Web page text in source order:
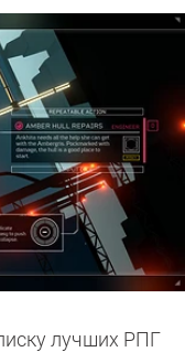
лучших РПГ